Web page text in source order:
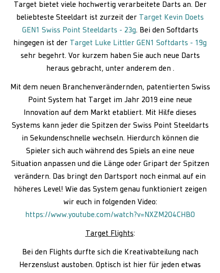
Target bietet viele hochwertig verarbeitete Darts an. Der
beliebteste Steeldart ist zurzeit der Target Kevin Doets
GEN1 Swiss Point Steeldarts - 23g. Bei den Softdarts
hingegen ist der Target Luke Littler GEN1 Softdarts - 19g
sehr begehrt. Vor kurzem haben Sie auch neue Darts
heraus gebracht, unter anderem den .
Mit dem neuen Branchenverändernden, patentierten Swiss
Point System hat Target im Jahr 2019 eine neue
Innovation auf dem Markt etabliert. Mit Hilfe dieses
Systems kann jeder die Spitzen der Swiss Point Steeldarts
in Sekundenschnelle wechseln. Hierdurch können die
Spieler sich auch während des Spiels an eine neue
Situation anpassen und die Länge oder Gripart der Spitzen
verändern. Das bringt den Dartsport noch einmal auf ein
höheres Level! Wie das System genau funktioniert zeigen
wir euch in folgenden Video:
https://www.youtube.com/watch?v=NXZM204CHB0
Target Flights:
Bei den Flights durfte sich die Kreativabteilung nach
Herzenslust austoben. Optisch ist hier für jeden etwas